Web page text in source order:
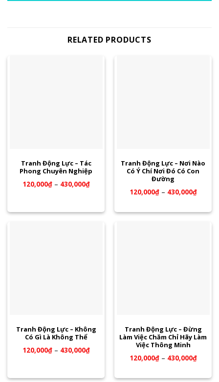
RELATED PRODUCTS
Tranh Động Lực – Tác
Phong Chuyên Nghiệp
120,000₫– 430,000₫
Tranh Động Lực – Nơi Nào
Có Ý Chí Nơi Đó Có Con
Đường
120,000₫– 430,000₫
Tranh Động Lực – Không
Có Gì Là Không Thể
120,000₫– 430,000₫
Tranh Động Lực – Đừng
Làm Việc Chăm Chỉ Hãy Làm
Việc Thông Minh
120,000₫– 430,000₫